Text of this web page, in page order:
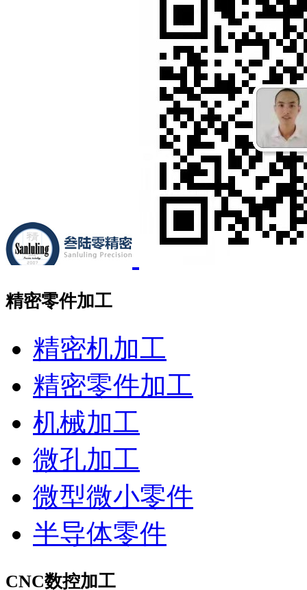
精密零件加工
精密机加工
精密零件加工
机械加工
微孔加工
微型微小零件
半导体零件
CNC数控加工